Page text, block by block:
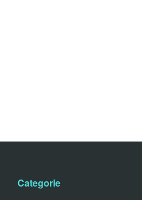
Categorie